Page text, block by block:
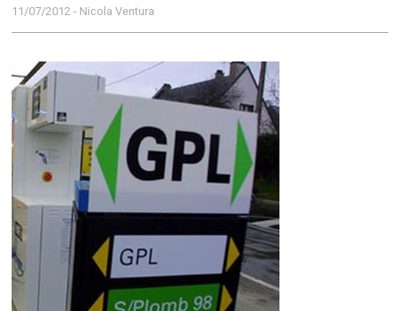
11/07/2012 - Nicola Ventura